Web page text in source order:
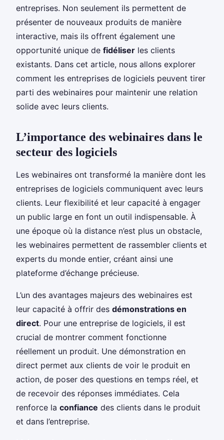
entreprises. Non seulement ils permettent de
présenter de nouveaux produits de manière
interactive, mais ils offrent également une
opportunité unique de fidéliser les clients
existants. Dans cet article, nous allons explorer
comment les entreprises de logiciels peuvent tirer
parti des webinaires pour maintenir une relation
solide avec leurs clients.
L’importance des webinaires dans le
secteur des logiciels
Les webinaires ont transformé la manière dont les
entreprises de logiciels communiquent avec leurs
clients. Leur flexibilité et leur capacité à engager
un public large en font un outil indispensable. À
une époque où la distance n’est plus un obstacle,
les webinaires permettent de rassembler clients et
experts du monde entier, créant ainsi une
plateforme d’échange précieuse.
L’un des avantages majeurs des webinaires est
leur capacité à offrir des démonstrations en
direct. Pour une entreprise de logiciels, il est
crucial de montrer comment fonctionne
réellement un produit. Une démonstration en
direct permet aux clients de voir le produit en
action, de poser des questions en temps réel, et
de recevoir des réponses immédiates. Cela
renforce la confiance des clients dans le produit
et dans l’entreprise.